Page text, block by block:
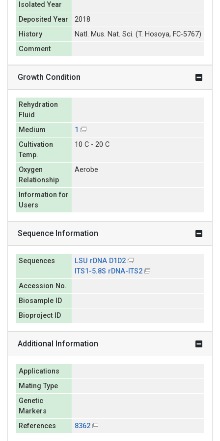
Isolated Year
Deposited Year
2018
History
Natl. Mus. Nat. Sci. (T. Hosoya, FC-5767)
Comment
Growth Condition
Rehydration
Fluid
Medium
1
Cultivation
Temp.
10 C - 20 C
Oxygen
Relationship
Aerobe
Information for
Users
Sequence Information
Sequences
LSU rDNA D1D2
ITS1-5.8S rDNA-ITS2
Accession No.
Biosample ID
Bioproject ID
Additional Information
Applications
Mating Type
Genetic
Markers
References
8362